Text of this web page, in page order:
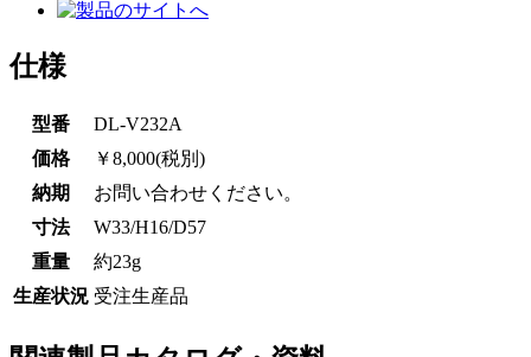
仕様
型番
DL-V232A
価格
￥8,000(税別)
納期
お問い合わせください。
寸法
W33/H16/D57
重量
約23g
生産状況 受注生産品